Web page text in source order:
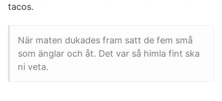
tacos.
När maten dukades fram satt de fem små
som änglar och åt. Det var så himla fint ska
ni veta.